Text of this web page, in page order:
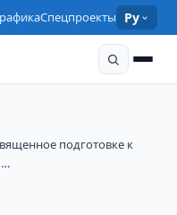
Спецпроекты Ру
подготовке к
…